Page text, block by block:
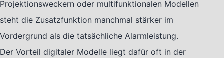
Projektionsweckern oder multifunktionalen Modellen
steht die Zusatzfunktion manchmal stärker im
Vordergrund als die tatsächliche Alarmleistung.
Der Vorteil digitaler Modelle liegt dafür oft in der